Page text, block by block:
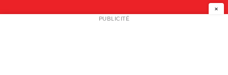
NEWSLETTER
×
PUBLICITÉ